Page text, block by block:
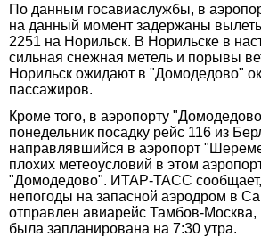
По данным госавиаслужбы, в
на данный момент задержаны
2251 на Норильск. В Норильске в
сильная снежная метель и порывы
Норильск ожидают в "Домодедово"
пассажиров.
Кроме того, в аэропорту
понедельник посадку рейс 116 из
направлявшийся в аэропорт
плохих метеоусловий в этом
"Домодедово". ИТАР-ТАСС сообщает,
непогоды на запасной аэродром в
отправлен авиарейс Тамбов-Москва,
была запланирована на 7:30 утра.